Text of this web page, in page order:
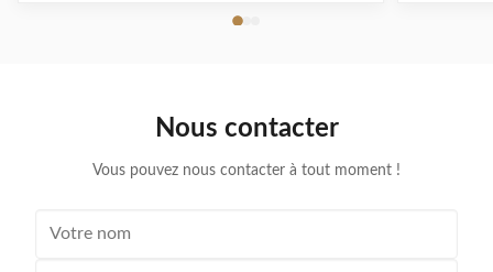
widely used in engine block, engine parts cleaning,
ultrasonic cleaning of engine parts,
Nous contacter
Vous pouvez nous contacter à tout moment !